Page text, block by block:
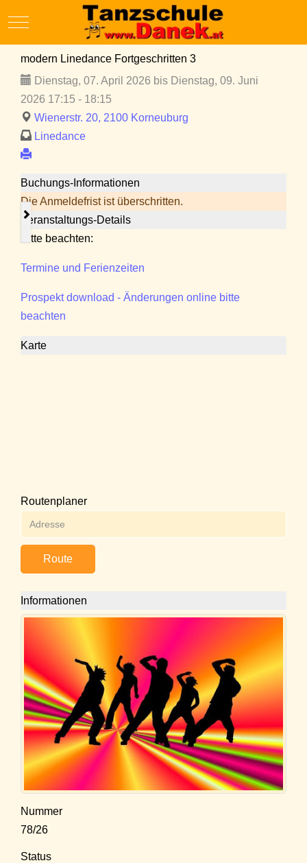
Mobile Menu Toggle
modern Linedance Fortgeschritten 3
Dienstag, 07. April 2026 bis Dienstag, 09. Juni
2026 17:15 - 18:15
Wienerstr. 20, 2100 Korneuburg
Linedance
Buchungs-Informationen
Die Anmeldefrist ist überschritten.
Veranstaltungs-Details
Bitte beachten:
Termine und Ferienzeiten
Prospekt download - Änderungen online bitte
beachten
Karte
Routenplaner
Route
Informationen
Nummer
78/26
Status